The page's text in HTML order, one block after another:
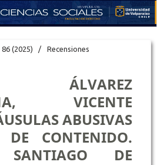
86 (2025) / Recensiones
ÁLVAREZ
VICENTE
ABUSIVAS
CONTENIDO.
SANTIAGO DE